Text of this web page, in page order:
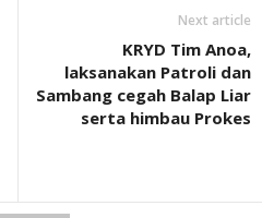
Next article
KRYD Tim Anoa,
laksanakan Patroli dan
Sambang cegah Balap Liar
serta himbau Prokes